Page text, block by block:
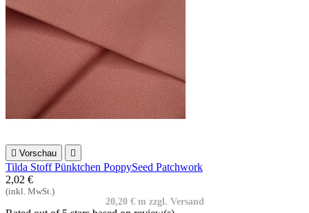
 Vorschau 
Tilda Stoff Pünktchen PoppySeed Patchwork
2,02 €
(inkl. MwSt.)
20,20 € m zzgl. Versand